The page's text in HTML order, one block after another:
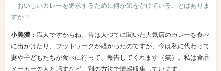
―おいしいカレーを追求するために何か気をかけていることはありま
すか？
小美濃： 職人ですからね。昔は人づてに聞いた人気店のカレーを食べ
に出かけたり、フットワークが軽かったのですが、今は私に代わって
妻や子どもたちが食べに行って、報告してくれます（笑）。私は食品
メーカーの人と話すなど、別の方法で情報収集しています。